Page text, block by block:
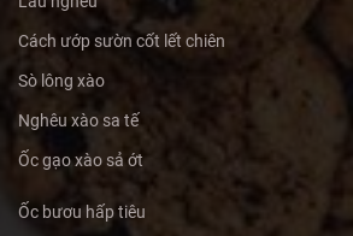
Cách ướp sườn cốt lết chiên
Sò lông xào
Nghêu xào sa tế
Ốc gạo xào sả ớt
Ốc bươu hấp tiêu